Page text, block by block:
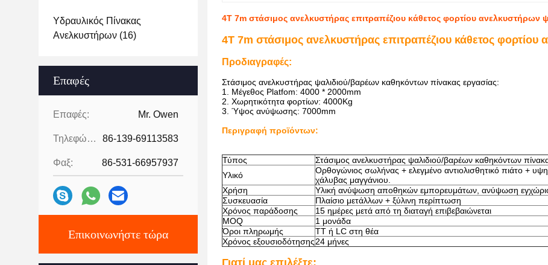
Υδραυλικός Πίνακας
Ανελκυστήρων (16)
Επαφές
Επαφές: Mr. Owen
Τηλεφώνημα: 86-139-69113583
Φαξ: 86-531-66957937
Επικοινωνήστε τώρα
4T 7m στάσιμος ανελκυστήρας επιτραπέζιου κάθετος φορτίου ανελκυστήρων
4T 7m στάσιμος ανελκυστήρας επιτραπέζιου κάθετος
Προδιαγραφές:
Στάσιμος ανελκυστήρας ψαλιδιού/βαρέων καθηκόντων πίνακας εργασίας:
1. Μέγεθος Platfom: 4000 * 2000mm
2. Χωρητικότητα φορτίων: 4000Kg
3. Ύψος ανύψωσης: 7000mm
Περιγραφή προϊόντων:
Τύπος
Στάσιμος ανελκυστήρας ψαλιδιού/βαρέων καθηκόντων
Υλικό
Ορθογώνιος σωλήνας + ελεγμένο αντιολισθητικό πιάτο +
χάλυβας μαγγάνιου.
Χρήση
Υλική ανύψωση αποθηκών εμπορευμάτων, ανύψωση
Συσκευασία
Πλαίσιο μετάλλων + ξύλινη περίπτωση
Χρόνος παράδοσης
15 ημέρες μετά από τη διαταγή επιβεβαιώνεται
MOQ
1 μονάδα
Όροι πληρωμής
TT ή LC στη θέα
Χρόνος εξουσιοδότησης24 μήνες
Γιατί μας επιλέξτε;